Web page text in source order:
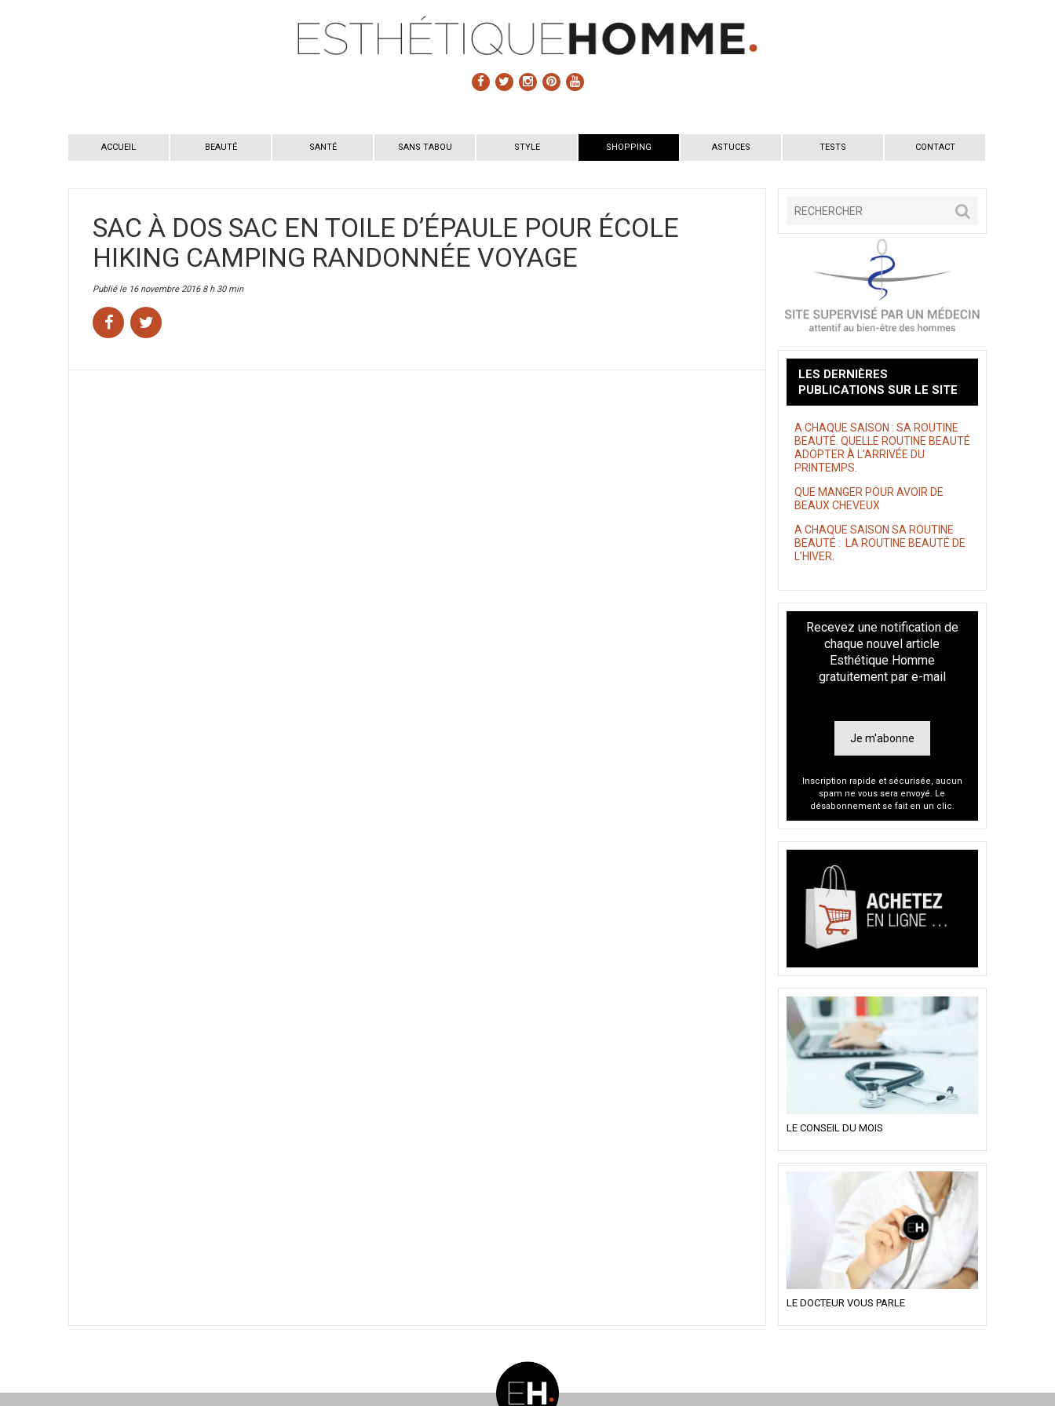
ACCUEIL BEAUTÉ SANTÉ SANS TABOU STYLE SHOPPING ASTUCES TESTS CONTACT
SAC À DOS SAC EN TOILE D’ÉPAULE POUR ÉCOLE
HIKING CAMPING RANDONNÉE VOYAGE
Publié le 16 novembre 2016 8 h 30 min
LES DERNIÈRES
PUBLICATIONS SUR LE SITE
A CHAQUE SAISON : SA ROUTINE
BEAUTÉ. QUELLE ROUTINE BEAUTÉ
ADOPTER À L’ARRIVÉE DU
PRINTEMPS.
QUE MANGER POUR AVOIR DE
BEAUX CHEVEUX
A CHAQUE SAISON SA ROUTINE
BEAUTÉ : LA ROUTINE BEAUTÉ DE
L’HIVER.
Recevez une notification de
chaque nouvel article
Esthétique Homme
gratuitement par e-mail
Je m'abonne
Inscription rapide et sécurisée, aucun
spam ne vous sera envoyé. Le
désabonnement se fait en un clic.
LE CONSEIL DU MOIS
LE DOCTEUR VOUS PARLE